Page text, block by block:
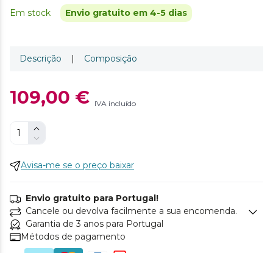
Em stock Envio gratuito em 4-5 dias
Descrição | Composição
109,00 € IVA incluído
Avisa-me se o preço baixar
Envio gratuito para Portugal!
Cancele ou devolva facilmente a sua encomenda.
Garantia de 3 anos para Portugal
Métodos de pagamento